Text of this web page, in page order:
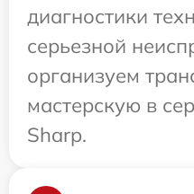
диагностики
серьезной
организуем
мастерскую в
Sharp.